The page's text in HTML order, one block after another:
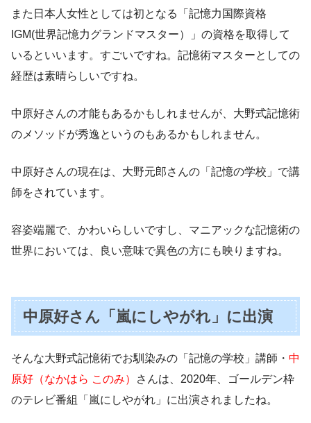
また日本人女性としては初となる「記憶力国際資格
IGM(世界記憶力グランドマスター）」の資格を取得して
いるといいます。すごいですね。記憶術マスターとしての
経歴は素晴らしいですね。
中原好さんの才能もあるかもしれませんが、大野式記憶術
のメソッドが秀逸というのもあるかもしれません。
中原好さんの現在は、大野元郎さんの「記憶の学校」で講
師をされています。
容姿端麗で、かわいらしいですし、マニアックな記憶術の
世界においては、良い意味で異色の方にも映りますね。
中原好さん「嵐にしやがれ」に出演
そんな大野式記憶術でお馴染みの「記憶の学校」講師・ 中
原好（なかはら このみ）
さんは、2020年、ゴールデン枠
のテレビ番組「嵐にしやがれ」に出演されましたね。